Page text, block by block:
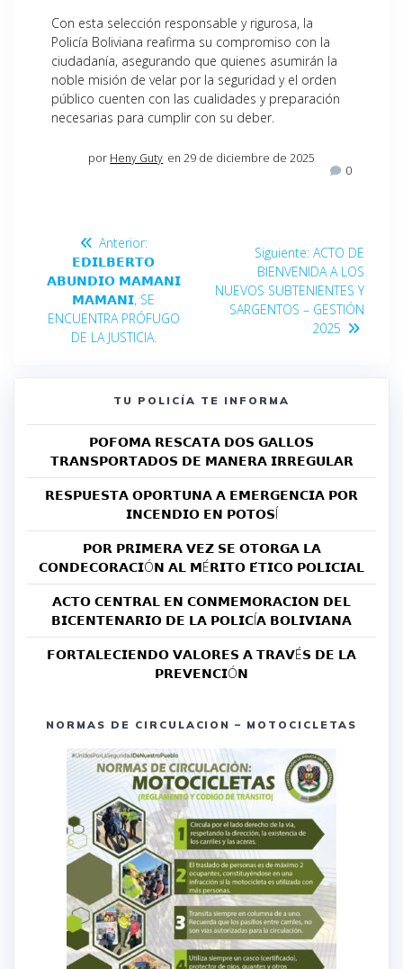
Con esta selección responsable y rigurosa, la
Policía Boliviana reafirma su compromiso con la
ciudadanía, asegurando que quienes asumirán la
noble misión de velar por la seguridad y el orden
público cuenten con las cualidades y preparación
necesarias para cumplir con su deber.
por Heny Guty en 29 de diciembre de 2025
0
Anterior:
𝗘𝗗𝗜𝗟𝗕𝗘𝗥𝗧𝗢
𝗔𝗕𝗨𝗡𝗗𝗜𝗢 𝗠𝗔𝗠𝗔𝗡𝗜
𝗠𝗔𝗠𝗔𝗡𝗜, SE
ENCUENTRA PRÓFUGO
DE LA JUSTICIA.
Siguiente: ACTO DE
BIENVENIDA A LOS
NUEVOS SUBTENIENTES Y
SARGENTOS – GESTIÓN
2025
TU POLICÍA TE INFORMA
𝗣𝗢𝗙𝗢𝗠𝗔 𝗥𝗘𝗦𝗖𝗔𝗧𝗔 𝗗𝗢𝗦 𝗚𝗔𝗟𝗟𝗢𝗦
𝗧𝗥𝗔𝗡𝗦𝗣𝗢𝗥𝗧𝗔𝗗𝗢𝗦 𝗗𝗘 𝗠𝗔𝗡𝗘𝗥𝗔 𝗜𝗥𝗥𝗘𝗚𝗨𝗟𝗔𝗥
𝗥𝗘𝗦𝗣𝗨𝗘𝗦𝗧𝗔 𝗢𝗣𝗢𝗥𝗧𝗨𝗡𝗔 𝗔 𝗘𝗠𝗘𝗥𝗚𝗘𝗡𝗖𝗜𝗔 𝗣𝗢𝗥
𝗜𝗡𝗖𝗘𝗡𝗗𝗜𝗢 𝗘𝗡 𝗣𝗢𝗧𝗢𝗦Í
𝗣𝗢𝗥 𝗣𝗥𝗜𝗠𝗘𝗥𝗔 𝗩𝗘𝗭 𝗦𝗘 𝗢𝗧𝗢𝗥𝗚𝗔 𝗟𝗔
𝗖𝗢𝗡𝗗𝗘𝗖𝗢𝗥𝗔𝗖𝗜Ó𝗡 𝗔𝗟 𝗠É𝗥𝗜𝗧𝗢 𝗘́𝗧𝗜𝗖𝗢 𝗣𝗢𝗟𝗜𝗖𝗜𝗔𝗟
𝗔𝗖𝗧𝗢 𝗖𝗘𝗡𝗧𝗥𝗔𝗟 𝗘𝗡 𝗖𝗢𝗡𝗠𝗘𝗠𝗢𝗥𝗔𝗖𝗜𝗢𝗡 𝗗𝗘𝗟
𝗕𝗜𝗖𝗘𝗡𝗧𝗘𝗡𝗔𝗥𝗜𝗢 𝗗𝗘 𝗟𝗔 𝗣𝗢𝗟𝗜𝗖Í𝗔 𝗕𝗢𝗟𝗜𝗩𝗜𝗔𝗡𝗔
𝗙𝗢𝗥𝗧𝗔𝗟𝗘𝗖𝗜𝗘𝗡𝗗𝗢 𝗩𝗔𝗟𝗢𝗥𝗘𝗦 𝗔 𝗧𝗥𝗔𝗩É𝗦 𝗗𝗘 𝗟𝗔
𝗣𝗥𝗘𝗩𝗘𝗡𝗖𝗜Ó𝗡
NORMAS DE CIRCULACION – MOTOCICLETAS